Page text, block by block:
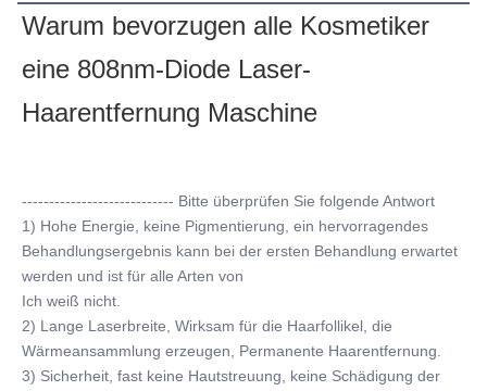
Warum bevorzugen alle Kosmetiker
eine 808nm-Diode Laser-
Haarentfernung Maschine
---------------------------- Bitte überprüfen Sie folgende Antwort
1) Hohe Energie, keine Pigmentierung, ein hervorragendes
Behandlungsergebnis kann bei der ersten Behandlung erwartet
werden und ist für alle Arten von
Ich weiß nicht.
2) Lange Laserbreite, Wirksam für die Haarfollikel, die
Wärmeansammlung erzeugen, Permanente Haarentfernung.
3) Sicherheit, fast keine Hautstreuung, keine Schädigung der